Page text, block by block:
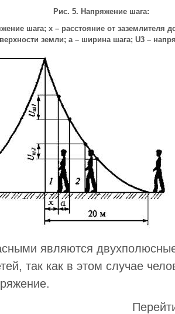
Рис. 5. Напряжение шага:
шага; x – расстояние от заземлителя
земли; а – ширина шага; U3 –
являются
так как в этом случае